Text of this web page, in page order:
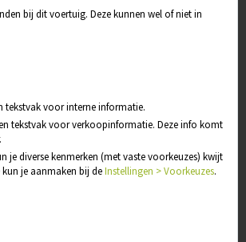
bij dit voertuig. Deze kunnen wel of niet in
tekstvak voor interne informatie.
tekstvak voor verkoopinformatie. Deze info komt
je diverse kenmerken (met vaste voorkeuzes) kwijt
je aanmaken bij deInstellingen > Voorkeuzes.